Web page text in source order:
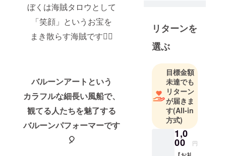
ぼくは海賊タロウとして
「笑顔」というお宝を
まき散らす海賊です🏴‍☠️
バルーンアートという
カラフルな細長い風船で、
観てる人たちを魅了する
バルーンパフォーマーです
🎈
リターンを
選ぶ
目標金額
未達でも
リターン
が届きま
す(All-in
方式)
1,0
00 円